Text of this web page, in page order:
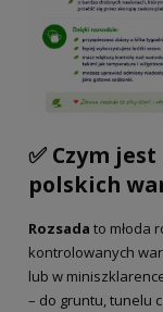
✅ Czym
polskich
Rozsada to młoda
kontrolowanych
lub w
– do gruntu, tunelu